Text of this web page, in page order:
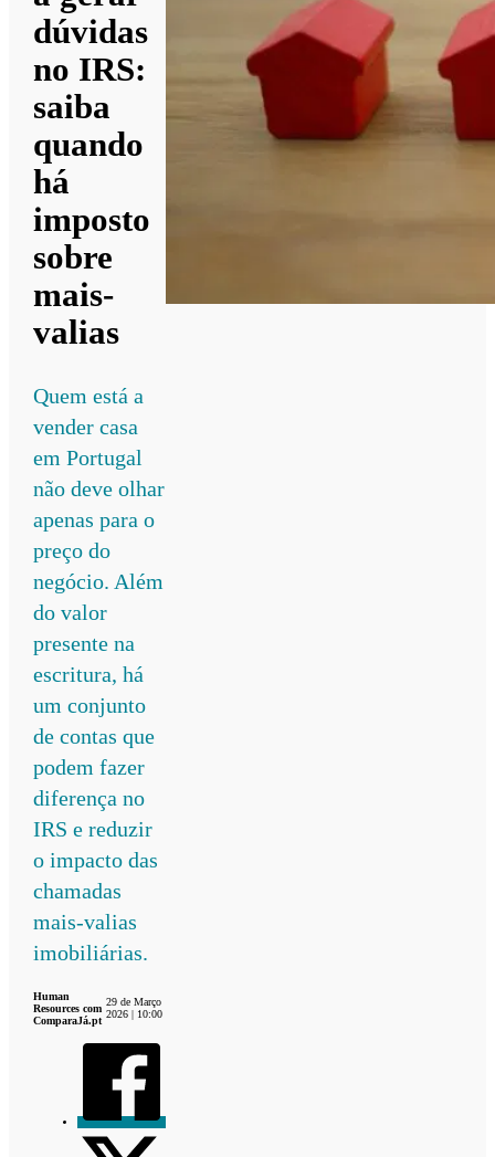
dúvidas
no IRS:
saiba
quando
há
imposto
sobre
mais-
valias
Quem está a
vender casa
em Portugal
não deve olhar
apenas para o
preço do
negócio. Além
do valor
presente na
escritura, há
um conjunto
de contas que
podem fazer
diferença no
IRS e reduzir
o impacto das
chamadas
mais-valias
imobiliárias.
Human
Resources com
ComparaJá.pt
29 de Março
2026 | 10:00